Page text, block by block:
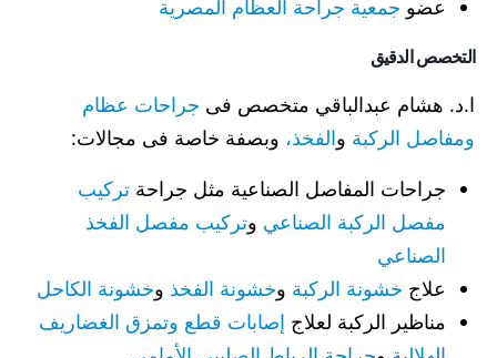
عضو جمعية جراحة العظام المصرية
التخصص الدقيق
ا.د. هشام عبدالباقي متخصص فى جراحات عظام
ومفاصل الركبة والفخذ، وبصفة خاصة فى مجالات:
جراحات المفاصل الصناعية مثل جراحةتركيب
مفصل الركبة الصناعي وتركيب مفصل الفخذ
الصناعي
علاج خشونة الركبة وخشونة الفخذ وخشونة الكاحل
مناظير الركبة لعلاج إصابات قطع وتمزق الغضاريف